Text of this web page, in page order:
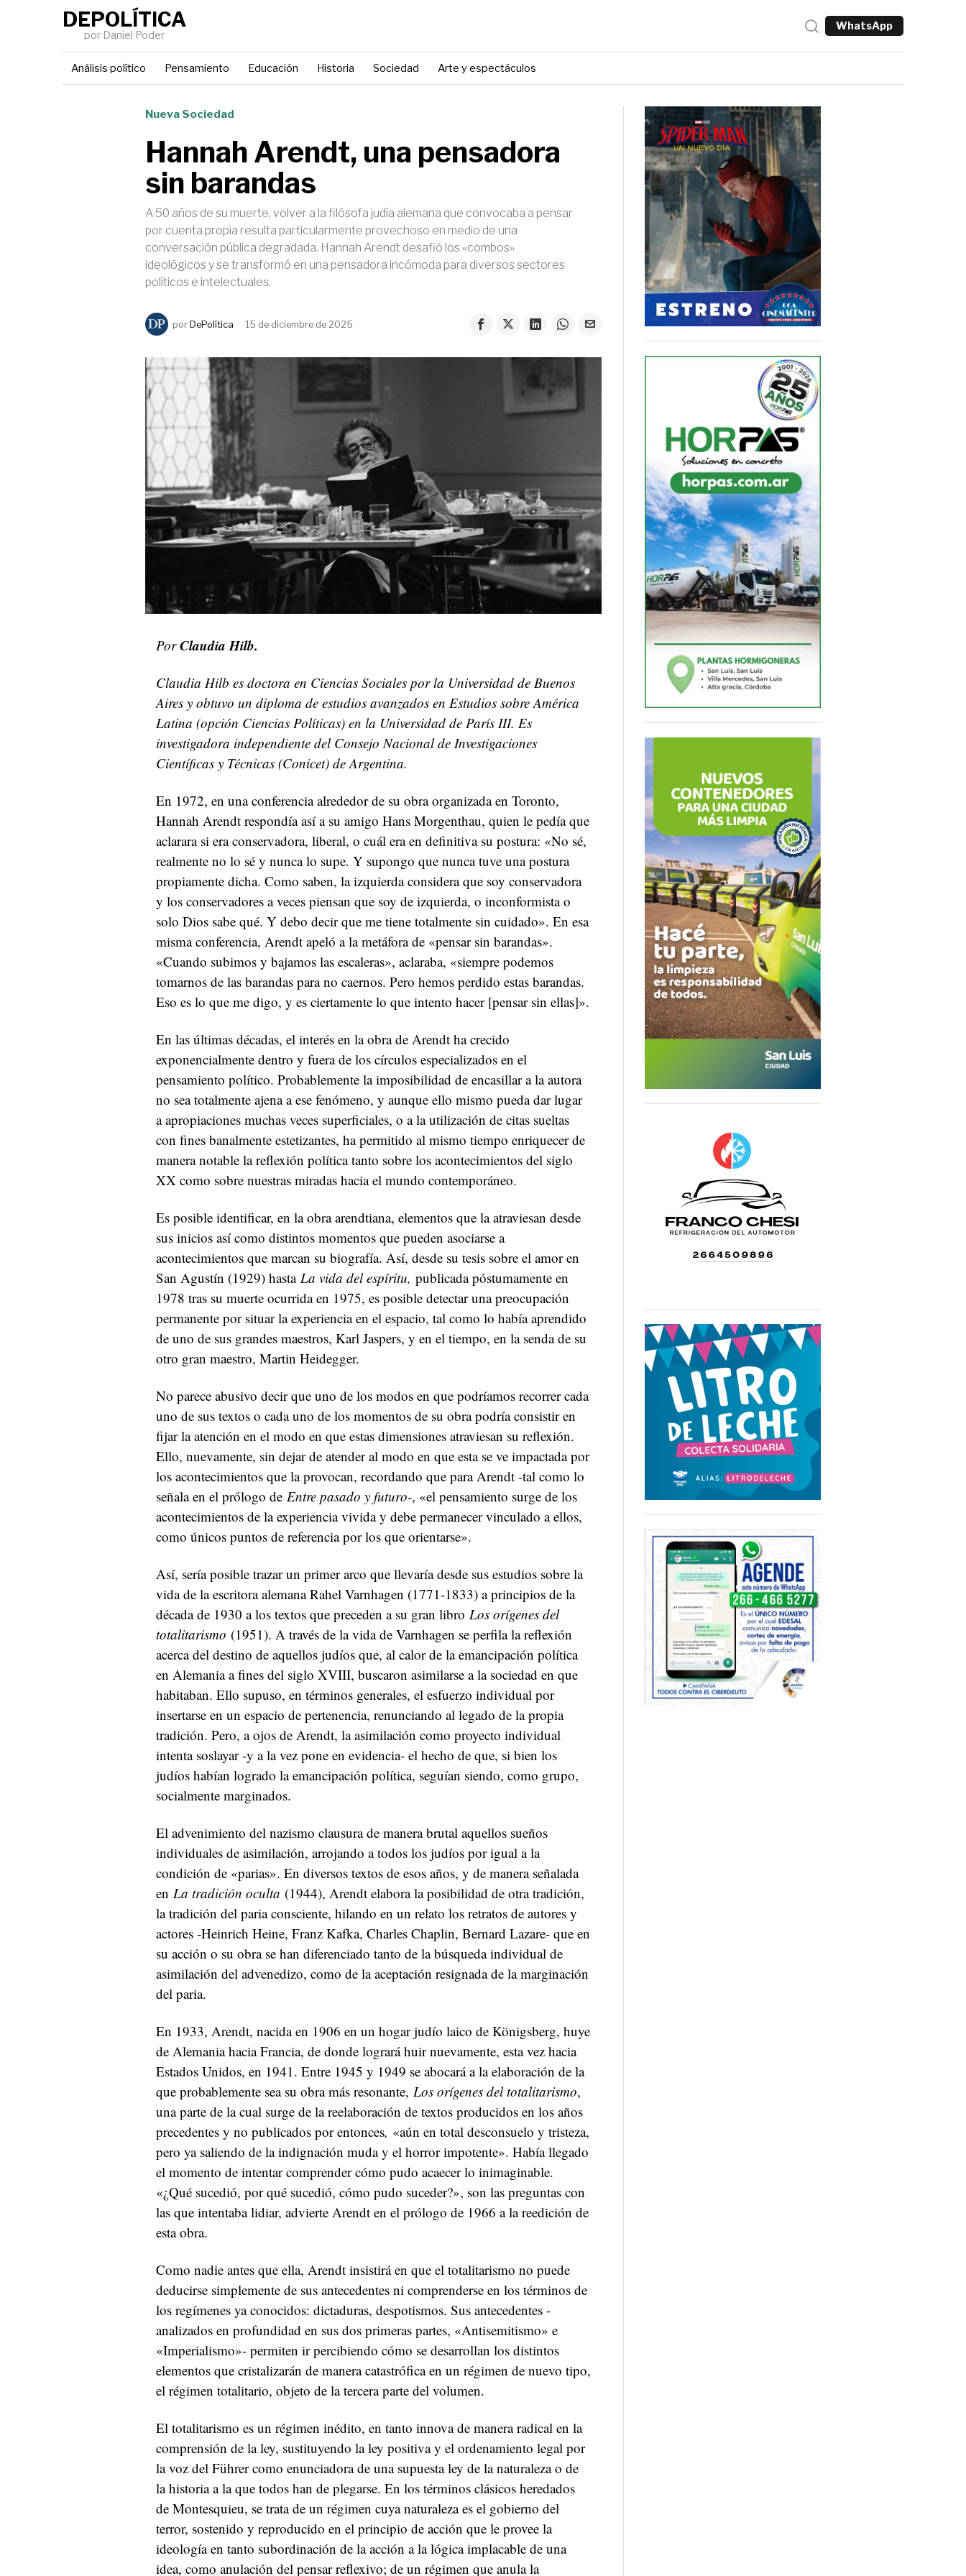
DEPOLÍTICA
por Daniel Poder
WhatsApp
Análisis político Pensamiento Educación Historia Sociedad Arte y espectáculos
Nueva Sociedad
Hannah Arendt, una pensadora
sin barandas
A 50 años de su muerte, volver a la filósofa judía alemana que convocaba a pensar
por cuenta propia resulta particularmente provechoso en medio de una
conversación pública degradada. Hannah Arendt desafió los «combos»
ideológicos y se transformó en una pensadora incómoda para diversos sectores
políticos e intelectuales.
por DePolítica 15 de diciembre de 2025
PorClaudia Hilb.
Claudia Hilb es doctora en Ciencias Sociales por la Universidad de Buenos
Aires y obtuvo un diploma de estudios avanzados en Estudios sobre América
Latina (opción Ciencias Políticas) en la Universidad de París III. Es
investigadora independiente del Consejo Nacional de Investigaciones
Científicas y Técnicas (Conicet) de Argentina.
En 1972, en una conferencia alrededor de su obra organizada en Toronto,
Hannah Arendt respondía así a su amigo Hans Morgenthau, quien le pedía que
aclarara si era conservadora, liberal, o cuál era en definitiva su postura: «No sé,
realmente no lo sé y nunca lo supe. Y supongo que nunca tuve una postura
propiamente dicha. Como saben, la izquierda considera que soy conservadora
y los conservadores a veces piensan que soy de izquierda, o inconformista o
solo Dios sabe qué. Y debo decir que me tiene totalmente sin cuidado». En esa
misma conferencia, Arendt apeló a la metáfora de «pensar sin barandas».
«Cuando subimos y bajamos las escaleras», aclaraba, «siempre podemos
tomarnos de las barandas para no caernos. Pero hemos perdido estas barandas.
Eso es lo que me digo, y es ciertamente lo que intento hacer [pensar sin ellas]».
En las últimas décadas, el interés en la obra de Arendt ha crecido
exponencialmente dentro y fuera de los círculos especializados en el
pensamiento político. Probablemente la imposibilidad de encasillar a la autora
no sea totalmente ajena a ese fenómeno, y aunque ello mismo pueda dar lugar
a apropiaciones muchas veces superficiales, o a la utilización de citas sueltas
con fines banalmente estetizantes, ha permitido al mismo tiempo enriquecer de
manera notable la reflexión política tanto sobre los acontecimientos del siglo
XX como sobre nuestras miradas hacia el mundo contemporáneo.
Es posible identificar, en la obra arendtiana, elementos que la atraviesan desde
sus inicios así como distintos momentos que pueden asociarse a
acontecimientos que marcan su biografía. Así, desde su tesis sobre el amor en
San Agustín (1929) hasta La vida del espíritu, publicada póstumamente en
1978 tras su muerte ocurrida en 1975, es posible detectar una preocupación
permanente por situar la experiencia en el espacio, tal como lo había aprendido
de uno de sus grandes maestros, Karl Jaspers, y en el tiempo, en la senda de su
otro gran maestro, Martin Heidegger.
No parece abusivo decir que uno de los modos en que podríamos recorrer cada
uno de sus textos o cada uno de los momentos de su obra podría consistir en
fijar la atención en el modo en que estas dimensiones atraviesan su reflexión.
Ello, nuevamente, sin dejar de atender al modo en que esta se ve impactada por
los acontecimientos que la provocan, recordando que para Arendt -tal como lo
señala en el prólogo de Entre pasado y futuro-, «el pensamiento surge de los
acontecimientos de la experiencia vivida y debe permanecer vinculado a ellos,
como únicos puntos de referencia por los que orientarse».
Así, sería posible trazar un primer arco que llevaría desde sus estudios sobre la
vida de la escritora alemana Rahel Varnhagen (1771-1833) a principios de la
década de 1930 a los textos que preceden a su gran libro Los orígenes del
totalitarismo (1951). A través de la vida de Varnhagen se perfila la reflexión
acerca del destino de aquellos judíos que, al calor de la emancipación política
en Alemania a fines del siglo XVIII, buscaron asimilarse a la sociedad en que
habitaban. Ello supuso, en términos generales, el esfuerzo individual por
insertarse en un espacio de pertenencia, renunciando al legado de la propia
tradición. Pero, a ojos de Arendt, la asimilación como proyecto individual
intenta soslayar -y a la vez pone en evidencia- el hecho de que, si bien los
judíos habían logrado la emancipación política, seguían siendo, como grupo,
socialmente marginados.
El advenimiento del nazismo clausura de manera brutal aquellos sueños
individuales de asimilación, arrojando a todos los judíos por igual a la
condición de «parias». En diversos textos de esos años, y de manera señalada
en La tradición oculta (1944), Arendt elabora la posibilidad de otra tradición,
la tradición del paria consciente, hilando en un relato los retratos de autores y
actores -Heinrich Heine, Franz Kafka, Charles Chaplin, Bernard Lazare- que en
su acción o su obra se han diferenciado tanto de la búsqueda individual de
asimilación del advenedizo, como de la aceptación resignada de la marginación
del paria.
En 1933, Arendt, nacida en 1906 en un hogar judío laico de Königsberg, huye
de Alemania hacia Francia, de donde logrará huir nuevamente, esta vez hacia
Estados Unidos, en 1941. Entre 1945 y 1949 se abocará a la elaboración de la
que probablemente sea su obra más resonante, Los orígenes del totalitarismo,
una parte de la cual surge de la reelaboración de textos producidos en los años
precedentes y no publicados por entonces, «aún en total desconsuelo y tristeza,
pero ya saliendo de la indignación muda y el horror impotente». Había llegado
el momento de intentar comprender cómo pudo acaecer lo inimaginable.
«¿Qué sucedió, por qué sucedió, cómo pudo suceder?», son las preguntas con
las que intentaba lidiar, advierte Arendt en el prólogo de 1966 a la reedición de
esta obra.
Como nadie antes que ella, Arendt insistirá en que el totalitarismo no puede
deducirse simplemente de sus antecedentes ni comprenderse en los términos de
los regímenes ya conocidos: dictaduras, despotismos. Sus antecedentes -
analizados en profundidad en sus dos primeras partes, «Antisemitismo» e
«Imperialismo»- permiten ir percibiendo cómo se desarrollan los distintos
elementos que cristalizarán de manera catastrófica en un régimen de nuevo tipo,
el régimen totalitario, objeto de la tercera parte del volumen.
El totalitarismo es un régimen inédito, en tanto innova de manera radical en la
comprensión de la ley, sustituyendo la ley positiva y el ordenamiento legal por
la voz del Führer como enunciadora de una supuesta ley de la naturaleza o de
la historia a la que todos han de plegarse. En los términos clásicos heredados
de Montesquieu, se trata de un régimen cuya naturaleza es el gobierno del
terror, sostenido y reproducido en el principio de acción que le provee la
ideología en tanto subordinación de la acción a la lógica implacable de una
idea, como anulación del pensar reflexivo; de un régimen que anula la